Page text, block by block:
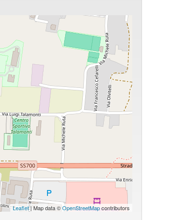
Leaflet| Map data ©OpenStreetMapcontributors